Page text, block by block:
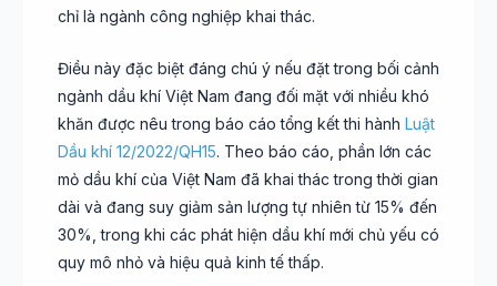
chỉ là ngành công nghiệp khai thác.
Điều này đặc biệt đáng chú ý nếu đặt trong bối cảnh
ngành dầu khí Việt Nam đang đối mặt với nhiều khó
khăn được nêu trong báo cáo tổng kết thi hành Luật
Dầu khí 12/2022/QH15. Theo báo cáo, phần lớn các
mỏ dầu khí của Việt Nam đã khai thác trong thời gian
dài và đang suy giảm sản lượng tự nhiên từ 15% đến
30%, trong khi các phát hiện dầu khí mới chủ yếu có
quy mô nhỏ và hiệu quả kinh tế thấp.